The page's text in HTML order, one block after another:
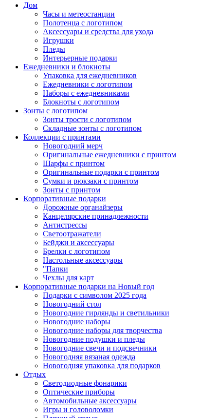
Дом
Часы и метеостанции
Полотенца с логотипом
Аксессуары и средства для ухода
Игрушки
Пледы
Интерьерные подарки
Ежедневники и блокноты
Упаковка для ежедневников
Ежедневники с логотипом
Наборы с ежедневниками
Блокноты с логотипом
Зонты с логотипом
Зонты трости с логотипом
Складные зонты с логотипом
Коллекции с принтами
Новогодний мерч
Оригинальные ежедневники с принтом
Шарфы с принтом
Оригинальные подарки с принтом
Сумки и рюкзаки с принтом
Зонты с принтом
Корпоративные подарки
Дорожные органайзеры
Канцелярские принадлежности
Антистрессы
Светоотражатели
Бейджи и аксессуары
Брелки с логотипом
Настольные аксессуары
"Папки
Чехлы для карт
Корпоративные подарки на Новый год
Подарки с символом 2025 года
Новогодний стол
Новогодние гирлянды и светильники
Новогодние наборы
Новогодние наборы для творчества
Новогодние подушки и пледы
Новогодние свечи и подсвечники
Новогодняя вязаная одежда
Новогодняя упаковка для подарков
Отдых
Светодиодные фонарики
Оптические приборы
Автомобильные аксессуары
Игры и головоломки